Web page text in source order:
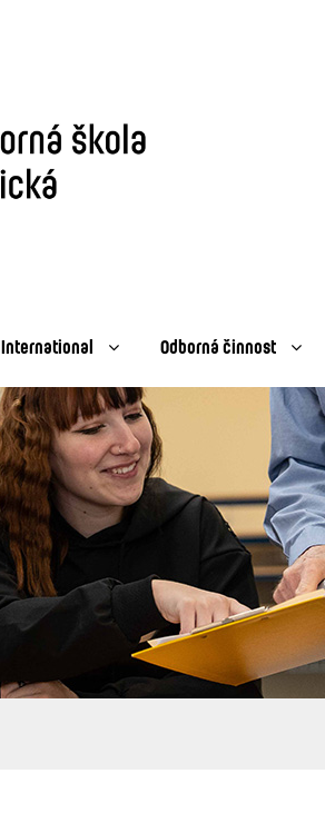
International Odborná činnost